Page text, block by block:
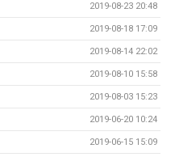
2019-08-23 20:48
2019-08-18 17:09
2019-08-14 22:02
2019-08-10 15:58
2019-08-03 15:23
2019-06-20 10:24
2019-06-15 15:09